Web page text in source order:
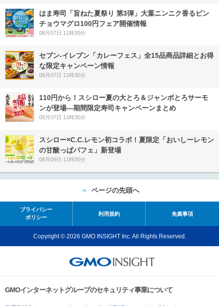
はま寿司「旨ねた夏祭り 第3弾」大葉ニンニク香るビン
チョウマグロ100円フェア開催情報
08月07日 11時30分
セブン‐イレブン「カレーフェス」全15品商品詳細とお得
な限定キャンペーン情報
08月07日 11時30分
110円から！スシロー夏の大とろ＆ジャンボとろサーモ
ンが登場―期間限定寿司キャンペーンまとめ
08月07日 11時30分
スシロー×C.C.レモン初コラボ！夏限定「おいしーレモン
の甘酸っぱパフェ」新登場
08月09日 11時30分
ページの先頭へ
プライバシー
ポリシー
利用規約 免責事項
Copyright © 2026 GMO INSIGHT Inc. All Rights Reserved.
GMOインターネットグループのセキュリティ事業について